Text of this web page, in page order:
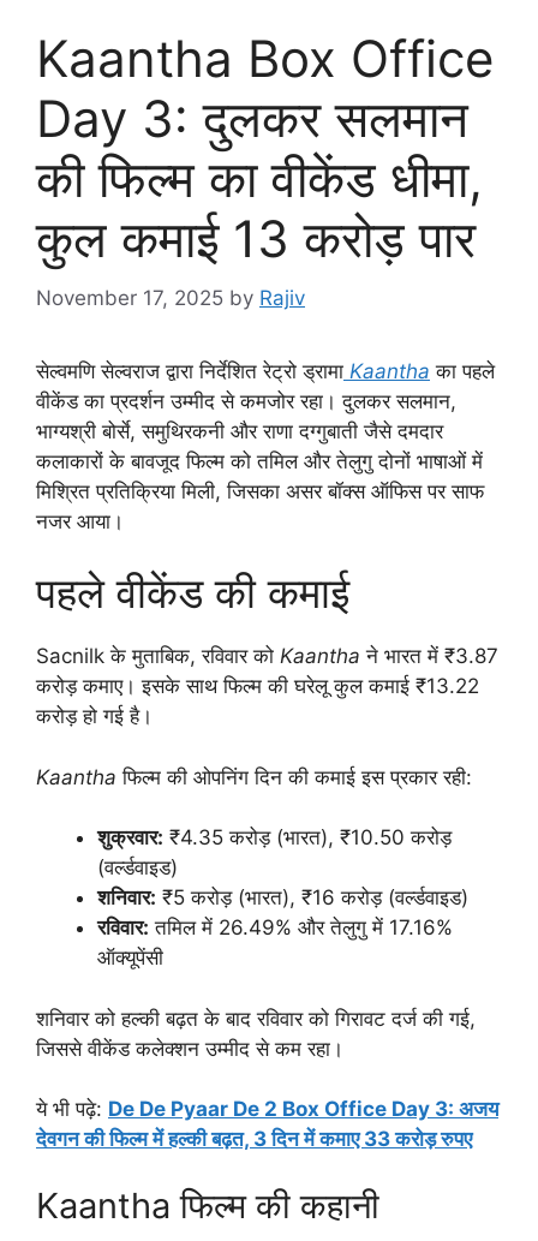
Kaantha Box Office
Day 3: दुलकर सलमान
की फिल्म का वीकेंड धीमा,
कुल कमाई 13 करोड़ पार
November 17, 2025 by Rajiv
सेल्वमणि सेल्वराज द्वारा निर्देशित रेट्रो ड्रामा Kaantha का पहले
वीकेंड का प्रदर्शन उम्मीद से कमजोर रहा। दुलकर सलमान,
भाग्यश्री बोर्से, समुथिरकनी और राणा दग्गुबाती जैसे दमदार
कलाकारों के बावजूद फिल्म को तमिल और तेलुगु दोनों भाषाओं में
मिश्रित प्रतिक्रिया मिली, जिसका असर बॉक्स ऑफिस पर साफ
नजर आया।
पहले वीकेंड की कमाई
Sacnilk के मुताबिक, रविवार को Kaantha ने भारत में ₹3.87
करोड़ कमाए। इसके साथ फिल्म की घरेलू कुल कमाई ₹13.22
करोड़ हो गई है।
Kaantha फिल्म की ओपनिंग दिन की कमाई इस प्रकार रही:
शुक्रवार: ₹4.35 करोड़ (भारत), ₹10.50 करोड़
(वर्ल्डवाइड)
शनिवार: ₹5 करोड़ (भारत), ₹16 करोड़ (वर्ल्डवाइड)
रविवार: तमिल में 26.49% और तेलुगु में 17.16%
ऑक्यूपेंसी
शनिवार को हल्की बढ़त के बाद रविवार को गिरावट दर्ज की गई,
जिससे वीकेंड कलेक्शन उम्मीद से कम रहा।
ये भी पढ़े: De De Pyaar De 2 Box Office Day 3: अजय
देवगन की फिल्म में हल्की बढ़त, 3 दिन में कमाए 33 करोड़ रुपए
Kaantha फिल्म की कहानी